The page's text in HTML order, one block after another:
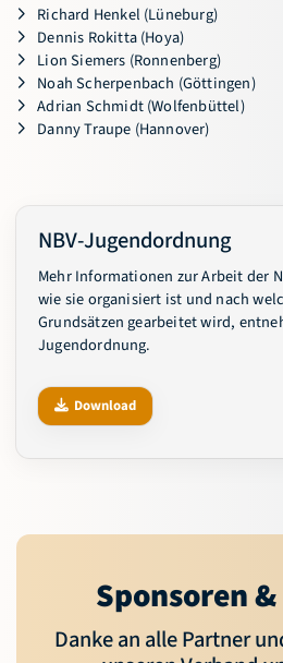
Richard Henkel (Lüneburg)
Dennis Rokitta (Hoya)
Lion Siemers (Ronnenberg)
Noah Scherpenbach (Göttingen)
Adrian Schmidt (Wolfenbüttel)
Danny Traupe (Hannover)
NBV-Jugendordnung
Mehr Informationen zur Arbeit der
wie sie organisiert ist und nach
Grundsätzen gearbeitet wird,
Jugendordnung.
Download
Sponsoren
Danke an alle Partner